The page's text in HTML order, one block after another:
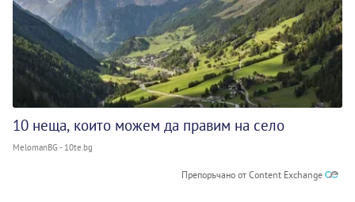
10 неща, които можем да правим на село
MelomanBG - 10te.bg
Препоръчано от Content Exchange